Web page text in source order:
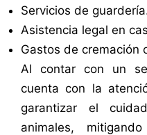
Servicios de
Asistencia legal en
Gastos de cremación
Al contar con un
cuenta con la
garantizar el
animales,